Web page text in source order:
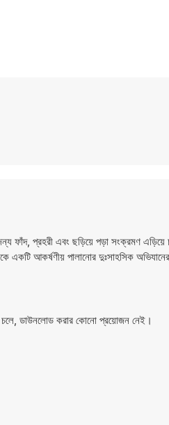
প্রহরী এবং ছড়িয়ে পড়া সংক্রমণ এড়িয়ে
একটি আকর্ষণীয় পালানোর দুঃসাহসিক
চলে, ডাউনলোড করার কোনো প্রয়োজন নেই।